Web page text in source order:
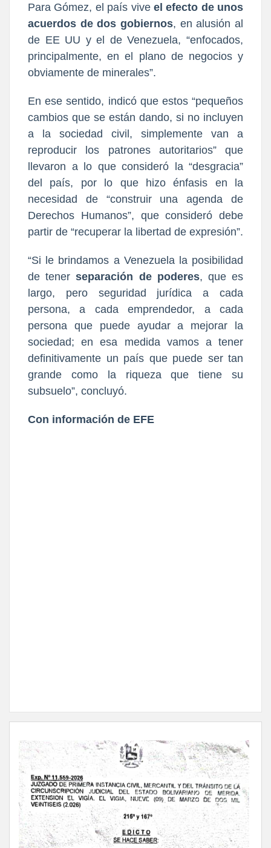
Para Gómez, el país vive el efecto de unos
acuerdos de dos gobiernos, en alusión al
de EE UU y el de Venezuela, “enfocados,
principalmente, en el plano de negocios y
obviamente de minerales”.
En ese sentido, indicó que estos “pequeños
cambios que se están dando, si no incluyen
a la sociedad civil, simplemente van a
reproducir los patrones autoritarios” que
llevaron a lo que consideró la “desgracia”
del país, por lo que hizo énfasis en la
necesidad de “construir una agenda de
Derechos Humanos”, que consideró debe
partir de “recuperar la libertad de expresión”.
“Si le brindamos a Venezuela la posibilidad
de tener separación de poderes, que es
largo, pero seguridad jurídica a cada
persona, a cada emprendedor, a cada
persona que puede ayudar a mejorar la
sociedad; en esa medida vamos a tener
definitivamente un país que puede ser tan
grande como la riqueza que tiene su
subsuelo”, concluyó.
Con información de EFE